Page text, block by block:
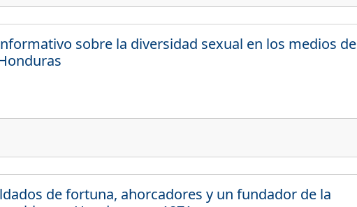
sobre la diversidad sexual en los medios de
de fortuna, ahorcadores y un fundador de la